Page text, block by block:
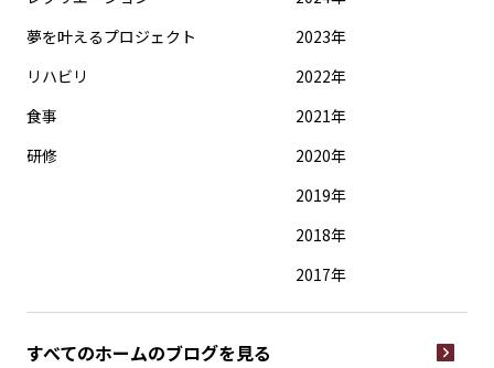
夢を叶えるプロジェクト
リハビリ
食事
研修
2023年
2022年
2021年
2020年
2019年
2018年
2017年
すべてのホームのブログを見る